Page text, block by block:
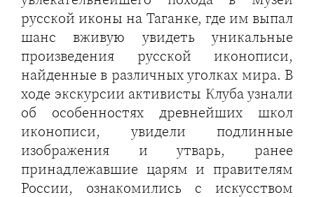
русской иконы на Таганке, где им выпал
шанс вживую увидеть уникальные
произведения русской иконописи,
найденные в различных уголках мира. В
ходе экскурсии активисты Клуба узнали
об особенностях древнейших школ
иконописи, увидели подлинные
изображения и утварь, ранее
принадлежавшие царям и правителям
России, ознакомились с искусством